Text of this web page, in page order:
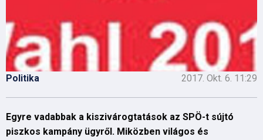
Politika 2017. Okt. 6. 11:29
Egyre vadabbak a kiszivárogtatások az SPÖ-t sújtó
piszkos kampány ügyről. Miközben világos és